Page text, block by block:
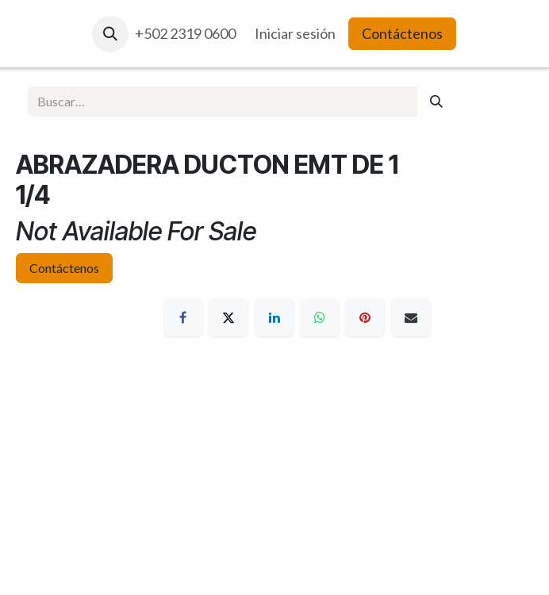
Ventas Corporativas Reportes Web
+502 2319 0600 Iniciar sesión Contáctenos
ABRAZADERA DUCTON EMT DE 1
1/4
Not Available For Sale
Contáctenos